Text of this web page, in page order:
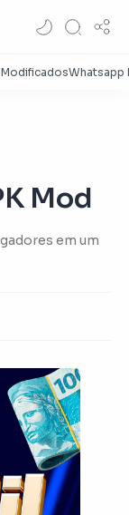
Mod
em um